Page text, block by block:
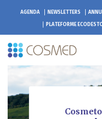
AGENDA NEWSLETTERS
PLATEFORME